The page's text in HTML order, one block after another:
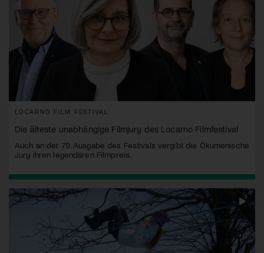
LOCARNO FILM FESTIVAL
Die älteste unabhängige Filmjury des Locarno Filmfestival
Auch an der 79. Ausgabe des Festivals vergibt die Ökumenische
Jury ihren legendären Filmpreis.